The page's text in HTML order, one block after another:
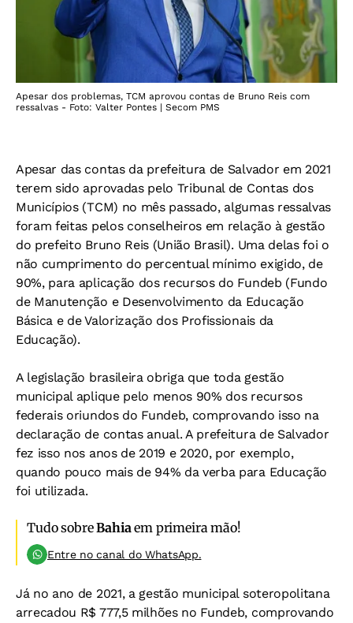
Apesar dos problemas, TCM aprovou contas de Bruno Reis com
ressalvas - Foto: Valter Pontes | Secom PMS
Apesar das contas da prefeitura de Salvador em 2021
terem sido aprovadas pelo Tribunal de Contas dos
Municípios (TCM) no mês passado, algumas ressalvas
foram feitas pelos conselheiros em relação à gestão
do prefeito Bruno Reis (União Brasil). Uma delas foi o
não cumprimento do percentual mínimo exigido, de
90%, para aplicação dos recursos do Fundeb (Fundo
de Manutenção e Desenvolvimento da Educação
Básica e de Valorização dos Profissionais da
Educação).
A legislação brasileira obriga que toda gestão
municipal aplique pelo menos 90% dos recursos
federais oriundos do Fundeb, comprovando isso na
declaração de contas anual. A prefeitura de Salvador
fez isso nos anos de 2019 e 2020, por exemplo,
quando pouco mais de 94% da verba para Educação
foi utilizada.
Tudo sobreBahiaem primeira mão!
Entre no canal do WhatsApp.
Já no ano de 2021, a gestão municipal soteropolitana
arrecadou R$ 777,5 milhões no Fundeb, comprovando